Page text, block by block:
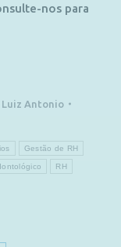
nos para
Luiz Antonio
Gestão de RH
RH